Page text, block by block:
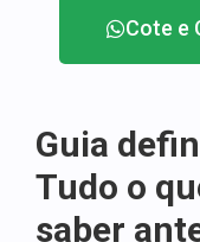
Cote e
Guia
Tudo o
saber